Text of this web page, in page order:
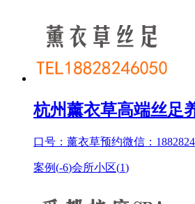
杭州薰衣草高端丝足
口号：薰衣草预约微信：
案例(-6)会所小区(1)